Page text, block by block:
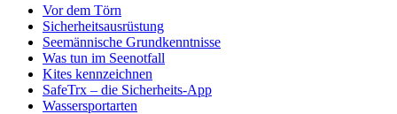
Vor dem Törn
Sicherheitsausrüstung
Seemännische Grundkenntnisse
Was tun im Seenotfall
Kites kennzeichnen
SafeTrx – die Sicherheits-App
Wassersportarten